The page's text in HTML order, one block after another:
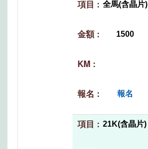
全馬(含晶片)
1500
報名
21K(含晶片)